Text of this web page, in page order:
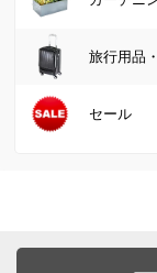
ジャケット
フォーマル・スー
大きいサイズ
傘・レイングッズ
ファッション小物
リビング収納
本棚・ラック・
キッチン収納・食
布団セット
敷きパッド・ベッ
枕・抱き枕
キッチン用品収納
お弁当用品・水筒
エプロン・割烹着
絵画・アート・
インテリアグリ
掃除/お手入れ用品
フェイスケア・美
健康食品・サプリ
ダイエット・エ
グルメまとめ割
お惣菜
肉・卵・乳製品
ガーデニング用
屋外収納庫・物置
旅行用品
旅行用品・ホビ
セール